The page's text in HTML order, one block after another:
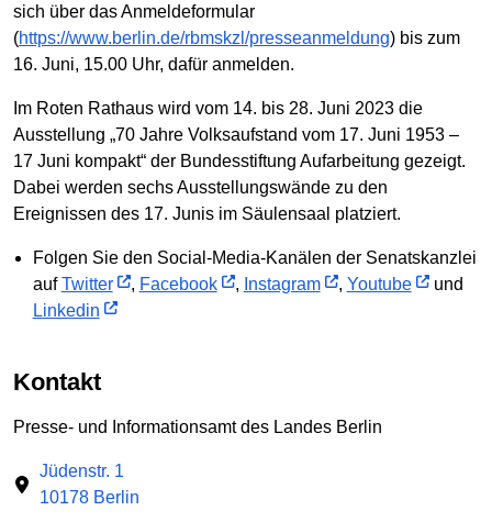
sich über das Anmeldeformular
(https://www.berlin.de/rbmskzl/presseanmeldung) bis zum
16. Juni, 15.00 Uhr, dafür anmelden.
Im Roten Rathaus wird vom 14. bis 28. Juni 2023 die
Ausstellung „70 Jahre Volksaufstand vom 17. Juni 1953 –
17 Juni kompakt“ der Bundesstiftung Aufarbeitung gezeigt.
Dabei werden sechs Ausstellungswände zu den
Ereignissen des 17. Junis im Säulensaal platziert.
Folgen Sie den Social-Media-Kanälen der Senatskanzlei
aufTwitter , Facebook , Instagram , Youtube
und
Linkedin
Kontakt
Presse- und Informationsamt des Landes Berlin
Jüdenstr. 1
10178 Berlin